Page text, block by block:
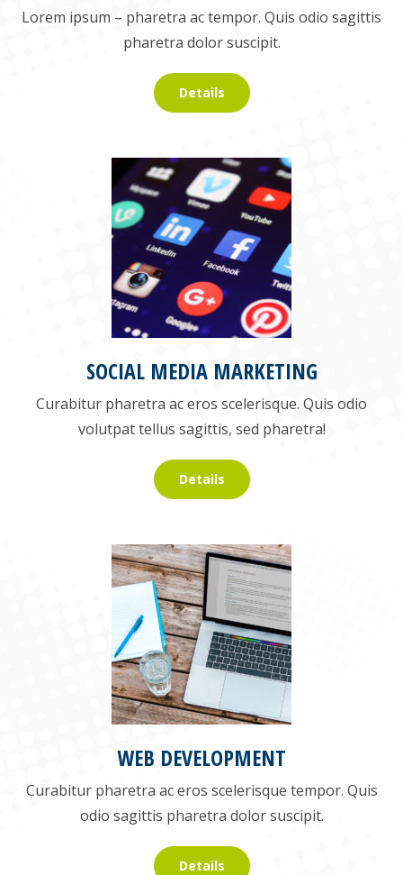
Lorem ipsum – pharetra ac tempor. Quis odio sagittis
pharetra dolor suscipit.
Details
SOCIAL MEDIA MARKETING
Curabitur pharetra ac eros scelerisque. Quis odio
volutpat tellus sagittis, sed pharetra!
Details
WEB DEVELOPMENT
Curabitur pharetra ac eros scelerisque tempor. Quis
odio sagittis pharetra dolor suscipit.
Details